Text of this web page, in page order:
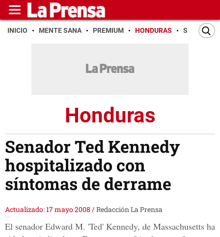
INICIO MENTE SANA PREMIUM HONDURAS SAN PEDRO
Honduras
Senador Ted Kennedy
hospitalizado con
síntomas de derrame
Actualizado: 17 mayo 2008 /Redacción La Prensa
El senador Edward M. 'Ted' Kennedy, de Massachusetts ha